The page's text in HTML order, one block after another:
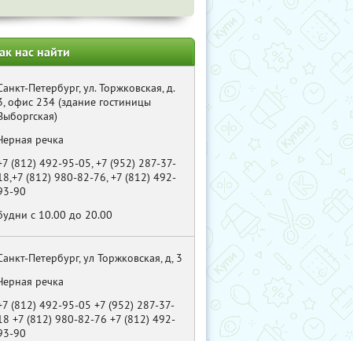
нас найти
Петербург, ул. Торжковская, д.
офис 234 (здание гостиницы
речка
(812) 492-95-05, +7 (952) 287-37-
(812) 980-82-76, +7 (812) 492-
90
с 10.00 до 20.00
Петербург, ул Торжковская, д, 3
речка
(812) 492-95-05 +7 (952) 287-37-
+7 (812) 980-82-76 +7 (812) 492-
90